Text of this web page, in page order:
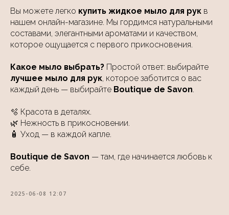
Вы можете легко купить жидкое мыло для рук в
нашем онлайн-магазине. Мы гордимся натуральными
составами, элегантными ароматами и качеством,
которое ощущается с первого прикосновения.
Какое мыло выбрать? Простой ответ: выбирайте
лучшее мыло для рук, которое заботится о вас
каждый день — выбирайте Boutique de Savon.
🫧 Красота в деталях.
🌿 Нежность в прикосновении.
🧴 Уход — в каждой капле.
Boutique de Savon — там, где начинается любовь к
себе.
2025-06-08 12:07